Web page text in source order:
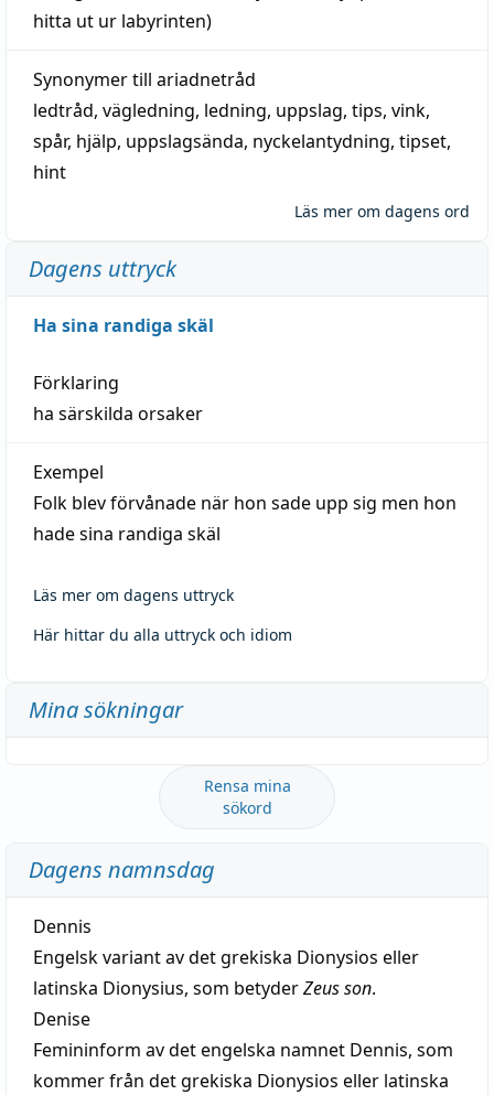
hitta ut ur labyrinten)
Synonymer till ariadnetråd
ledtråd, vägledning, ledning, uppslag, tips, vink,
spår, hjälp, uppslagsända, nyckelantydning, tipset,
hint
Läs mer om dagens ord
Dagens uttryck
Ha sina randiga skäl
Förklaring
ha särskilda orsaker
Exempel
Folk blev förvånade när hon sade upp sig men hon
hade sina randiga skäl
Läs mer om dagens uttryck
Här hittar du alla uttryck och idiom
Mina sökningar
Rensa mina
sökord
Dagens namnsdag
Dennis
Engelsk variant av det grekiska Dionysios eller
latinska Dionysius, som betyderZeus son.
Denise
Femininform av det engelska namnet Dennis, som
kommer från det grekiska Dionysios eller latinska